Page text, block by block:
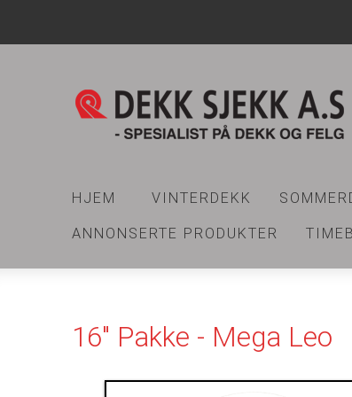
HJEM VINTERDEKK
ANNONSERTE PRODUKTER
16" Pakke - Mega Leo